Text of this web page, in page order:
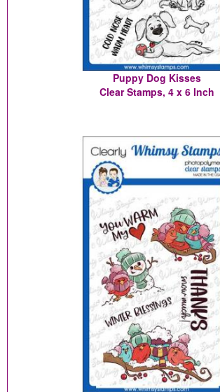
Puppy Dog Kisses
Clear Stamps, 4 x 6 Inch